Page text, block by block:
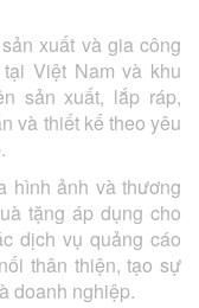
xuất và gia công
Việt Nam và khu
sản xuất, lắp ráp,
và thiết kế theo yêu
hình ảnh và thương
tặng áp dụng cho
dịch vụ quảng cáo
thân thiện, tạo sự
doanh nghiệp.